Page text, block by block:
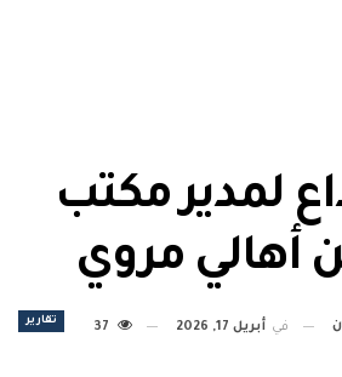
لمدير مكتب
أهالي مروي
تقارير في أبريل 17, 2026 37